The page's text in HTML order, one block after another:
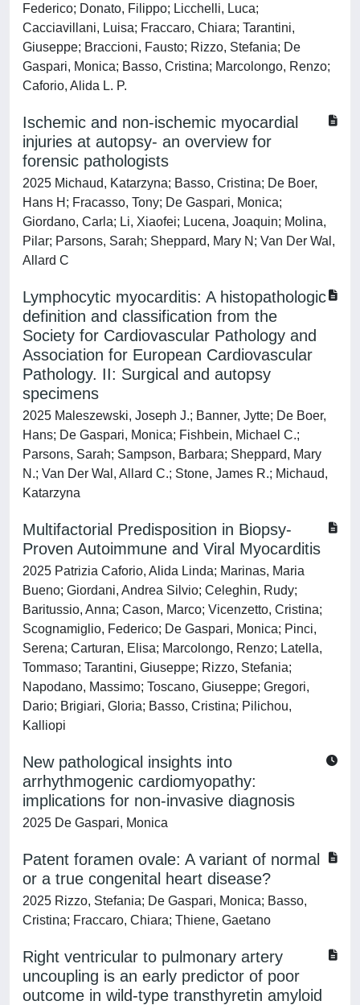
Federico; Donato, Filippo; Licchelli, Luca;
Cacciavillani, Luisa; Fraccaro, Chiara; Tarantini,
Giuseppe; Braccioni, Fausto; Rizzo, Stefania; De
Gaspari, Monica; Basso, Cristina; Marcolongo, Renzo;
Caforio, Alida L. P.
Ischemic and non-ischemic myocardial
injuries at autopsy- an overview for
forensic pathologists
2025 Michaud, Katarzyna; Basso, Cristina; De Boer,
Hans H; Fracasso, Tony; De Gaspari, Monica;
Giordano, Carla; Li, Xiaofei; Lucena, Joaquin; Molina,
Pilar; Parsons, Sarah; Sheppard, Mary N; Van Der Wal,
Allard C
Lymphocytic myocarditis: A histopathologic
definition and classification from the
Society for Cardiovascular Pathology and
Association for European Cardiovascular
Pathology. II: Surgical and autopsy
specimens
2025 Maleszewski, Joseph J.; Banner, Jytte; De Boer,
Hans; De Gaspari, Monica; Fishbein, Michael C.;
Parsons, Sarah; Sampson, Barbara; Sheppard, Mary
N.; Van Der Wal, Allard C.; Stone, James R.; Michaud,
Katarzyna
Multifactorial Predisposition in Biopsy-
Proven Autoimmune and Viral Myocarditis
2025 Patrizia Caforio, Alida Linda; Marinas, Maria
Bueno; Giordani, Andrea Silvio; Celeghin, Rudy;
Baritussio, Anna; Cason, Marco; Vicenzetto, Cristina;
Scognamiglio, Federico; De Gaspari, Monica; Pinci,
Serena; Carturan, Elisa; Marcolongo, Renzo; Latella,
Tommaso; Tarantini, Giuseppe; Rizzo, Stefania;
Napodano, Massimo; Toscano, Giuseppe; Gregori,
Dario; Brigiari, Gloria; Basso, Cristina; Pilichou,
Kalliopi
New pathological insights into
arrhythmogenic cardiomyopathy:
implications for non-invasive diagnosis
2025 De Gaspari, Monica
Patent foramen ovale: A variant of normal
or a true congenital heart disease?
2025 Rizzo, Stefania; De Gaspari, Monica; Basso,
Cristina; Fraccaro, Chiara; Thiene, Gaetano
Right ventricular to pulmonary artery
uncoupling is an early predictor of poor
outcome in wild-type transthyretin amyloid